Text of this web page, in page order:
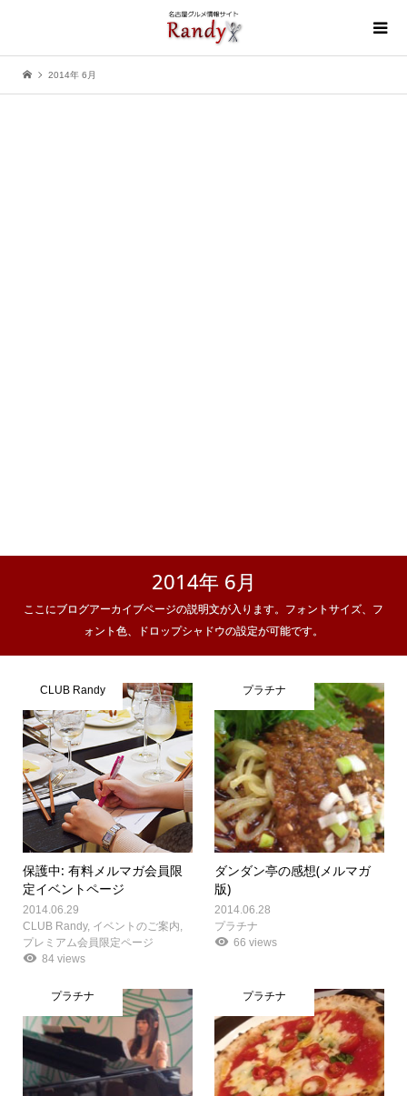
2014年 6月
2014年 6月
ここにブログアーカイブページの説明文が入ります。フォントサイズ、フ
ォント色、ドロップシャドウの設定が可能です。
CLUB Randy
保護中: 有料メルマガ会員限
定イベントページ
2014.06.29
CLUB Randy, イベントのご案内
プレミアム会員限定ページ
84 views
プラチナ
ダンダン亭の感想(メルマガ
版)
2014.06.28
プラチナ
66 views
プラチナ プラチナ